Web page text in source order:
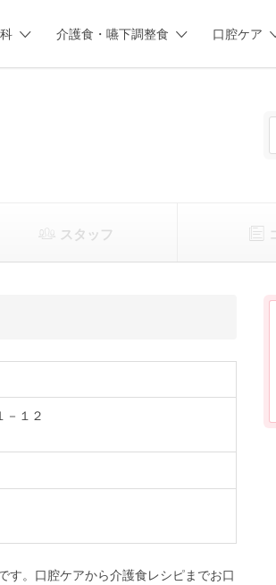
介護食・嚥下調整食 口腔ケア
スタッフ
１２
す。口腔ケアから介護食レシピまでお口